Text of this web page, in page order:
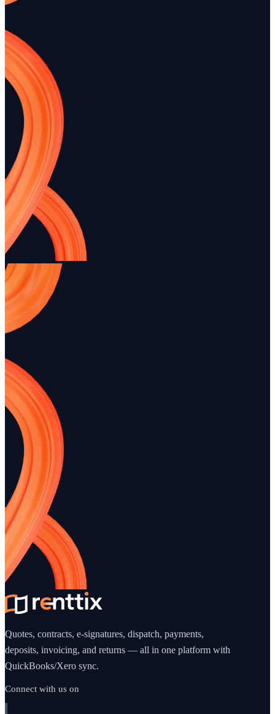
Quotes, contracts, e-signatures, dispatch, payments,
deposits, invoicing, and returns — all in one platform with
QuickBooks/Xero sync.
Connect with us on